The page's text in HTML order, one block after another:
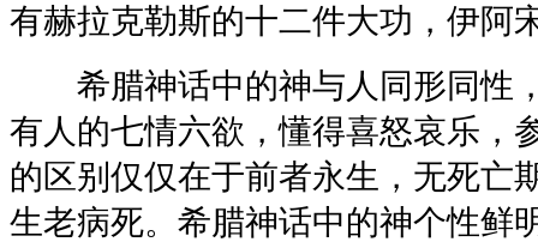
有赫拉克勒斯的十二件大功，伊阿
希腊神话中的神与人同形同性
有人的七情六欲，懂得喜怒哀乐，
的区别仅仅在于前者永生，无死亡
生老病死。希腊神话中的神个性鲜